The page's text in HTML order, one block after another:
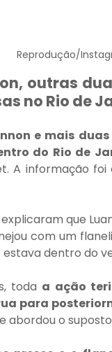
Reprodução/
outras
no Rio de
e mais
do Rio de
A informação foi
que
com um
dentro do
toda a ação
para
abordou o